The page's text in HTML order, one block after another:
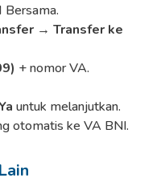
Bersama.
→ Transfer ke
+ nomor VA.
untuk melanjutkan.
otomatis ke VA BNI.